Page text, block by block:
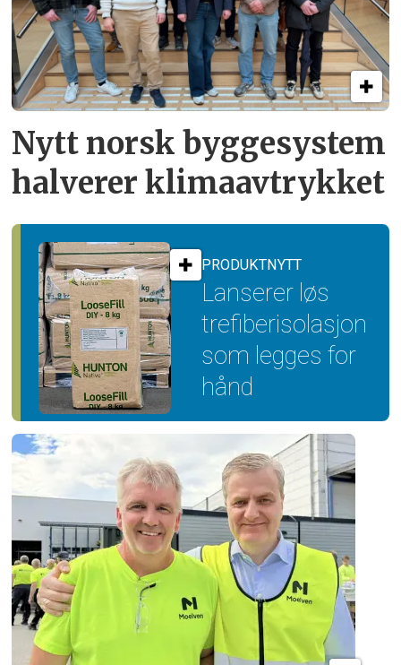
Nytt norsk byggesystem
halverer klimaavtrykket
PRODUKTNYTT
Lanserer løs
trefiber­isolasjon
som legges for
hånd